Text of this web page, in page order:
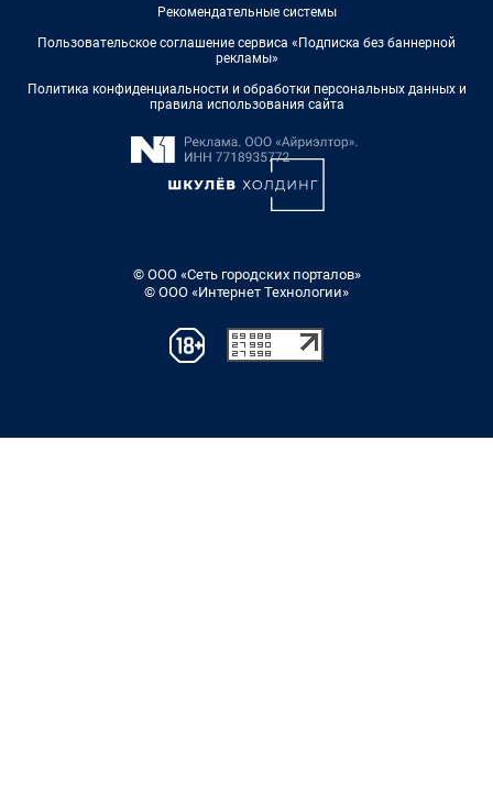
Рекомендательные системы
Пользовательское соглашение сервиса «Подписка без баннерной
рекламы»
Политика конфиденциальности и обработки персональных данных и
правила использования сайта
© ООО «Сеть городских порталов»
© ООО «Интернет Технологии»